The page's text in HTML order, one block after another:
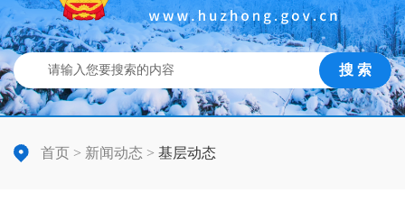
搜 索
首页 > 新闻动态 > 基层动态